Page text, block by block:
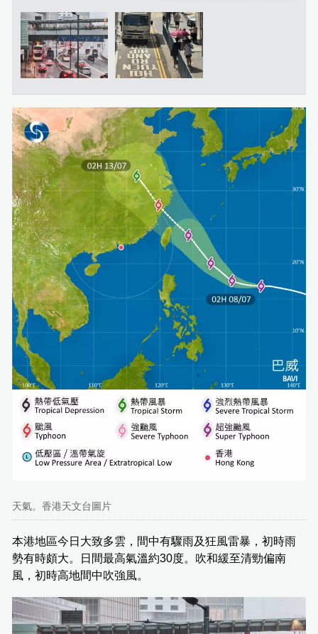
天氣。香港天文台圖片
本港地區今日大致多雲，間中有驟雨及狂風雷暴，初時雨
勢有時頗大。日間最高氣溫約30度。吹和緩至清勁偏南
風，初時高地間中吹強風。